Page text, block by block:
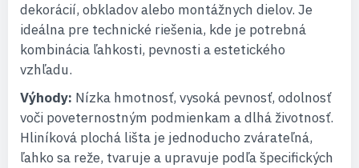
dekorácií, obkladov alebo montážnych dielov. Je
ideálna pre technické riešenia, kde je potrebná
kombinácia ľahkosti, pevnosti a estetického
vzhľadu.
Výhody: Nízka hmotnosť, vysoká pevnosť, odolnosť
voči poveternostným podmienkam a dlhá životnosť.
Hliníková plochá lišta je jednoducho zvárateľná,
ľahko sa reže, tvaruje a upravuje podľa špecifických